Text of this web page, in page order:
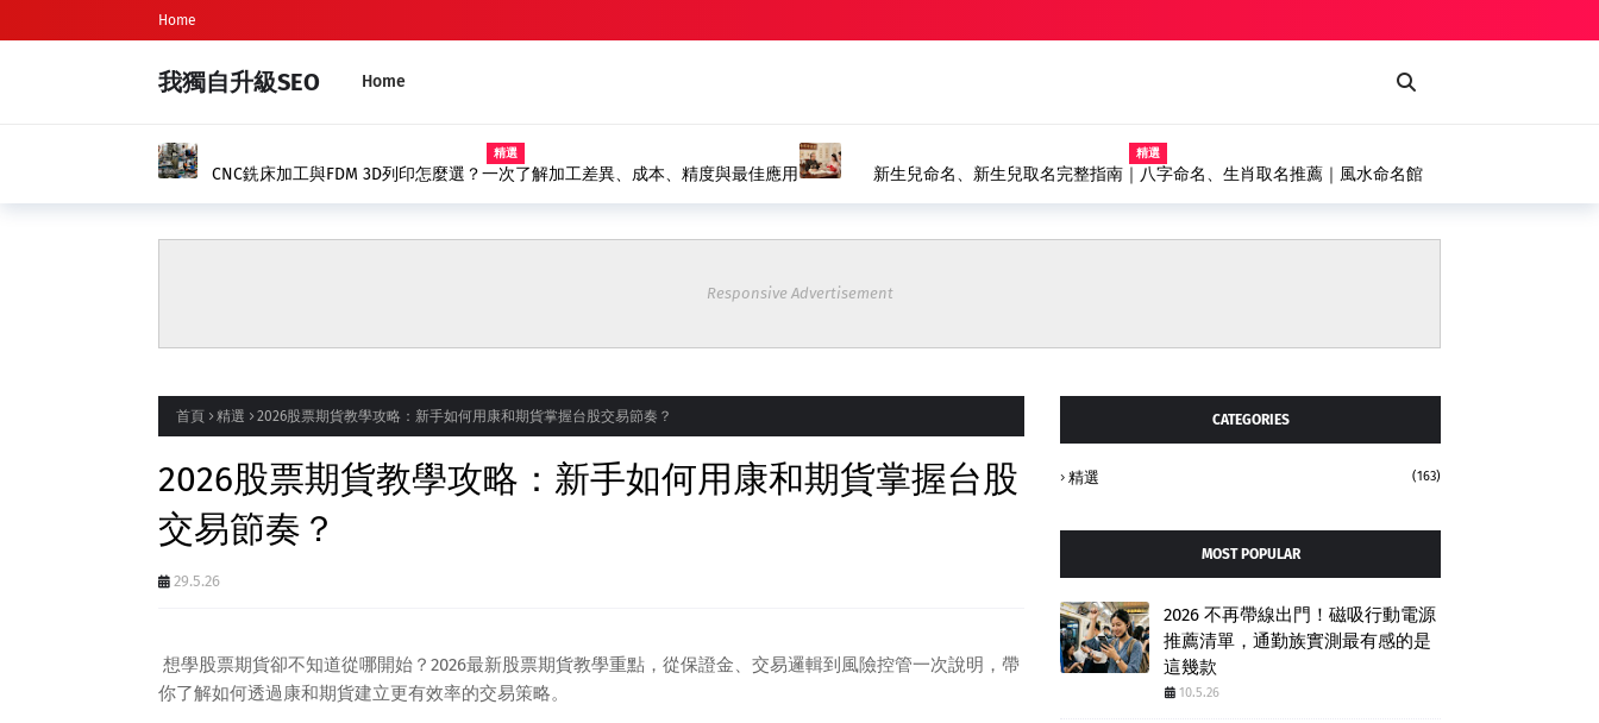
Home
我獨自升級SEO Home
新生兒命名、新生兒取名完整指南｜八字命名、生肖取名推薦｜風水命名館
塗裝設備如何選擇？水幕式噴漆台、輸送機設備完整解析，打造高效率自動化塗
Responsive Advertisement
首頁 精選 2026股票期貨教學攻略：新手如何用康和期貨掌握台股交易節奏？
2026股票期貨教學攻略：新手如何用康和期貨掌握台股
交易節奏？
29.5.26
想學股票期貨卻不知道從哪開始？2026最新股票期貨教學重點，從保證金、交易邏輯到風險控管一次說明，帶
你了解如何透過康和期貨建立更有效率的交易策略。
CATEGORIES
精選 (163)
MOST POPULAR
2026 不再帶線出門！磁吸行動電源
推薦清單，通勤族實測最有感的是
這幾款
10.5.26